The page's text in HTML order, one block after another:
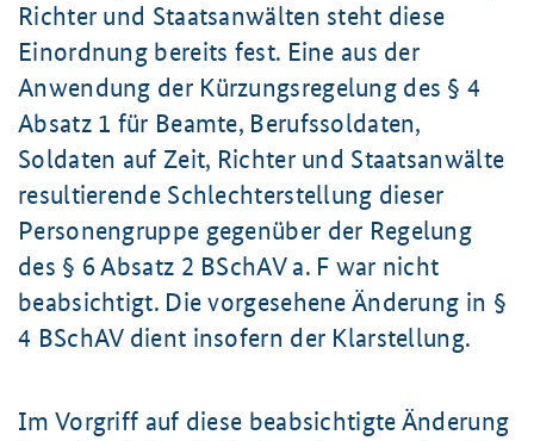
Richter und Staatsanwälten steht diese
Einordnung bereits fest. Eine aus der
Anwendung der Kürzungsregelung des § 4
Absatz 1 für Beamte, Berufssoldaten,
Soldaten auf Zeit, Richter und Staatsanwälte
resultierende Schlechterstellung dieser
Personengruppe gegenüber der Regelung
des § 6 Absatz 2 BSchAV a. F war nicht
beabsichtigt. Die vorgesehene Änderung in §
4 BSchAV dient insofern der Klarstellung.
Im Vorgriff auf diese beabsichtigte Änderung